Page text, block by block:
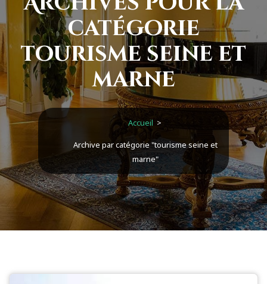
catégorie
tourisme seine et
marne
Accueil >
Archive par catégorie "tourisme seine et
marne"